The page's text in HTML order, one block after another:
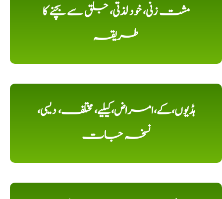
مشت زنی، خود لذتی، جلق سے بچنے کا
طریقہ
ہڈیوں،کے،امراض،کیلیے، مختلف، دیسی،
نسخہ جات